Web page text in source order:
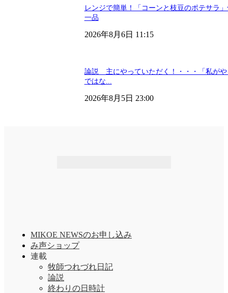
レンジで簡単！「コーンと枝豆のポテサラ
一品
2026年8月6日 11:15
論説 主にやっていただく！・・・「私がや
ではな...
2026年8月5日 23:00
MIKOE NEWSのお申し込み
み声ショップ
連載
牧師つれづれ日記
論説
終わりの日時計